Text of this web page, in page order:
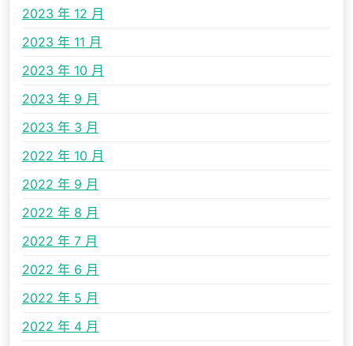
2023 年 12 月
2023 年 11 月
2023 年 10 月
2023 年 9 月
2023 年 3 月
2022 年 10 月
2022 年 9 月
2022 年 8 月
2022 年 7 月
2022 年 6 月
2022 年 5 月
2022 年 4 月